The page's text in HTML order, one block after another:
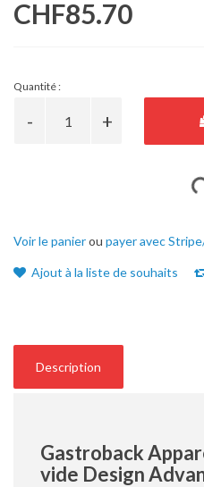
CHF85.70
Quantité :
Voir le panierou payer avec
Ajout à la liste de souhaits
Description
Gastroback
vide Design